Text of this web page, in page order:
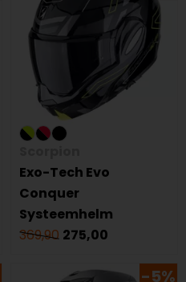
Exo-Tech Evo
Conquer
Systeemhelm
369,90 275,00
-5%